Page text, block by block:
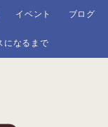
イベント ブログ
になるまで